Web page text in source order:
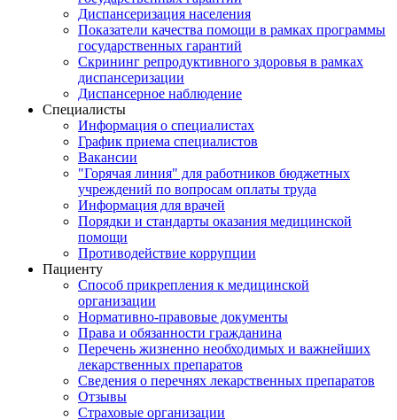
Диспансеризация населения
Показатели качества помощи в рамках программы
государственных гарантий
Скрининг репродуктивного здоровья в рамках
диспансеризации
Диспансерное наблюдение
Специалисты
Информация о специалистах
График приема специалистов
Вакансии
"Горячая линия" для работников бюджетных
учреждений по вопросам оплаты труда
Информация для врачей
Порядки и стандарты оказания медицинской
помощи
Противодействие коррупции
Пациенту
Способ прикрепления к медицинской
организации
Нормативно-правовые документы
Права и обязанности гражданина
Перечень жизненно необходимых и важнейших
лекарственных препаратов
Сведения о перечнях лекарственных препаратов
Отзывы
Страховые организации